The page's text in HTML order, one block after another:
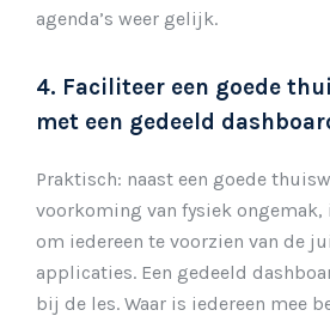
agenda’s weer gelijk.
4. Faciliteer een goede
met een gedeeld
Praktisch: naast een goede
voorkoming van fysiek
om iedereen te voorzien van de
applicaties. Een gedeeld
bij de les. Waar is iedereen mee